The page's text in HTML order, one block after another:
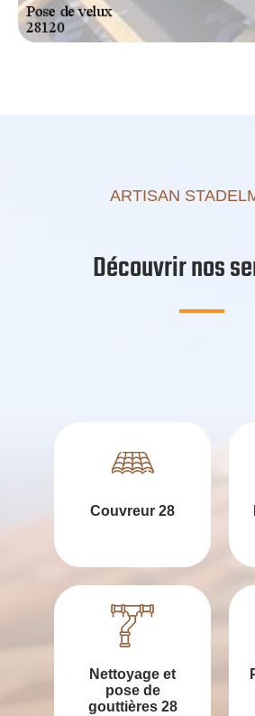
ARTISAN
Découvrir nos
Couvreur 28
Nettoyage et
pose de
gouttières 28